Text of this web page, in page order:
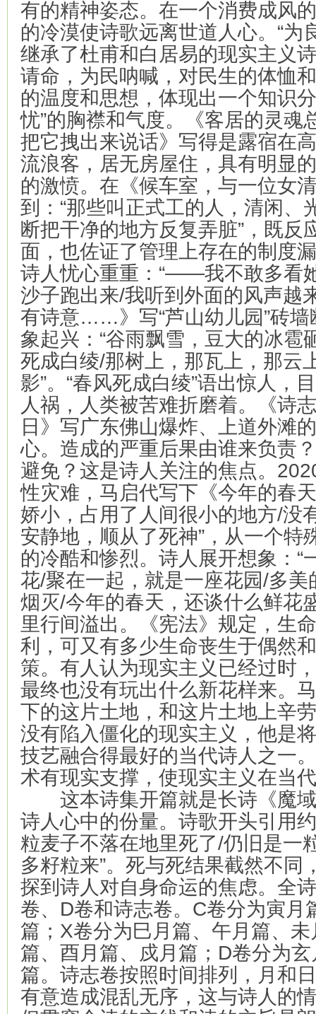
有的精神姿态。在一个消费成风
的冷漠使诗歌远离世道人心。“为
继承了杜甫和白居易的现实主义
请命，为民呐喊，对民生的体恤
的温度和思想，体现出一个知识
忧”的胸襟和气度。《客居的灵魂
把它拽出来说话》写得是露宿在
流浪客，居无房屋住，具有明显
的激愤。在《候车室，与一位女
到：“那些叫正式工的人，清闲、
断把干净的地方反复弄脏”，既反
面，也佐证了管理上存在的制度
诗人忧心重重：“——我不敢多看
沙子跑出来/我听到外面的风声越
有诗意……》写“芦山幼儿园”砖墙
象起兴：“谷雨飘雪，豆大的冰雹
死成白绫/那树上，那瓦上，那云
影”。“春风死成白绫”语出惊人，
人祸，人类被苦难折磨着。《诗
日》写广东佛山爆炸、上道外滩
心。造成的严重后果由谁来负责
避免？这是诗人关注的焦点。
性灾难，马启代写下《今年的春
娇小，占用了人间很小的地方/没
安静地，顺从了死神”，从一个特
的冷酷和惨烈。诗人展开想象：“
花/聚在一起，就是一座花园/多
烟灭/今年的春天，还谈什么鲜花
里行间溢出。《宪法》规定，生
利，可又有多少生命丧生于偶然
策。有人认为现实主义已经过时
最终也没有玩出什么新花样来。
下的这片土地，和这片土地上辛
没有陷入僵化的现实主义，他是
技艺融合得最好的当代诗人之一
术有现实支撑，使现实主义在当
这本诗集开篇就是长诗《魔域
诗人心中的份量。诗歌开头引用
粒麦子不落在地里死了/仍旧是一
多籽粒来”。死与死结果截然不同
探到诗人对自身命运的焦虑。全
卷、D卷和诗志卷。C卷分为寅月
篇；X卷分为巳月篇、午月篇、
篇、酉月篇、戍月篇；D卷分为
篇。诗志卷按照时间排列，月和
有意造成混乱无序，这与诗人的